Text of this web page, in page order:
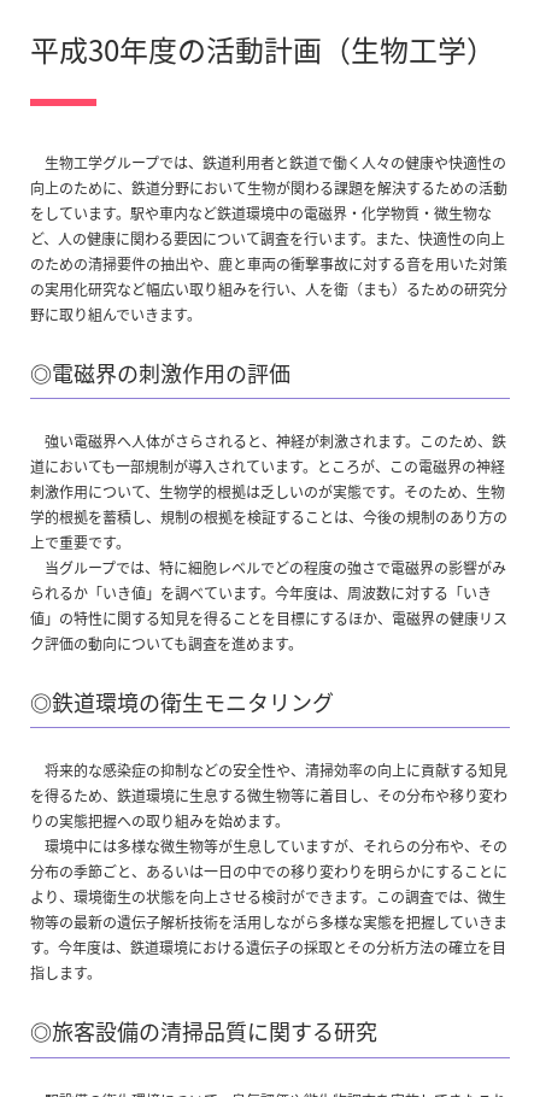
平成30年度の活動計画（生物工学）
生物工学グループでは、鉄道利用者と鉄道で働く人々の健康や快適性の
向上のために、鉄道分野において生物が関わる課題を解決するための活動
をしています。駅や車内など鉄道環境中の電磁界・化学物質・微生物な
ど、人の健康に関わる要因について調査を行います。また、快適性の向上
のための清掃要件の抽出や、鹿と車両の衝撃事故に対する音を用いた対策
の実用化研究など幅広い取り組みを行い、人を衛（まも）るための研究分
野に取り組んでいきます。
◎電磁界の刺激作用の評価
強い電磁界へ人体がさらされると、神経が刺激されます。このため、鉄
道においても一部規制が導入されています。ところが、この電磁界の神経
刺激作用について、生物学的根拠は乏しいのが実態です。そのため、生物
学的根拠を蓄積し、規制の根拠を検証することは、今後の規制のあり方の
上で重要です。
当グループでは、特に細胞レベルでどの程度の強さで電磁界の影響がみ
られるか「いき値」を調べています。今年度は、周波数に対する「いき
値」の特性に関する知見を得ることを目標にするほか、電磁界の健康リス
ク評価の動向についても調査を進めます。
◎鉄道環境の衛生モニタリング
将来的な感染症の抑制などの安全性や、清掃効率の向上に貢献する知見
を得るため、鉄道環境に生息する微生物等に着目し、その分布や移り変わ
りの実態把握への取り組みを始めます。
環境中には多様な微生物等が生息していますが、それらの分布や、その
分布の季節ごと、あるいは一日の中での移り変わりを明らかにすることに
より、環境衛生の状態を向上させる検討ができます。この調査では、微生
物等の最新の遺伝子解析技術を活用しながら多様な実態を把握していきま
す。今年度は、鉄道環境における遺伝子の採取とその分析方法の確立を目
指します。
◎旅客設備の清掃品質に関する研究